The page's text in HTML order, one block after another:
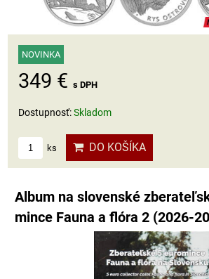
NOVINKA
349 € s DPH
Dostupnosť:Skladom
ks DO KOŠÍKA
Album na slovenské
mince Fauna a flóra 2 (2026-